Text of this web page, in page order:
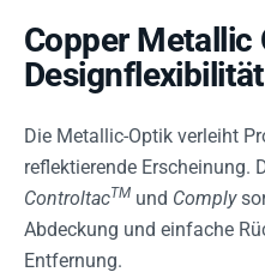
Copper Metallic
Designflexibilität
Die Metallic-Optik verleiht
reflektierende Erscheinung.
ControltacTM und Comply
Abdeckung und einfache
Entfernung.